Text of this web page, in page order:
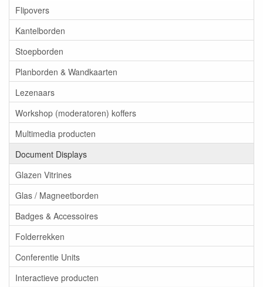
Flipovers
Kantelborden
Stoepborden
Planborden & Wandkaarten
Lezenaars
Workshop (moderatoren) koffers
Multimedia producten
Document Displays
Glazen Vitrines
Glas / Magneetborden
Badges & Accessoires
Folderrekken
Conferentie Units
Interactieve producten